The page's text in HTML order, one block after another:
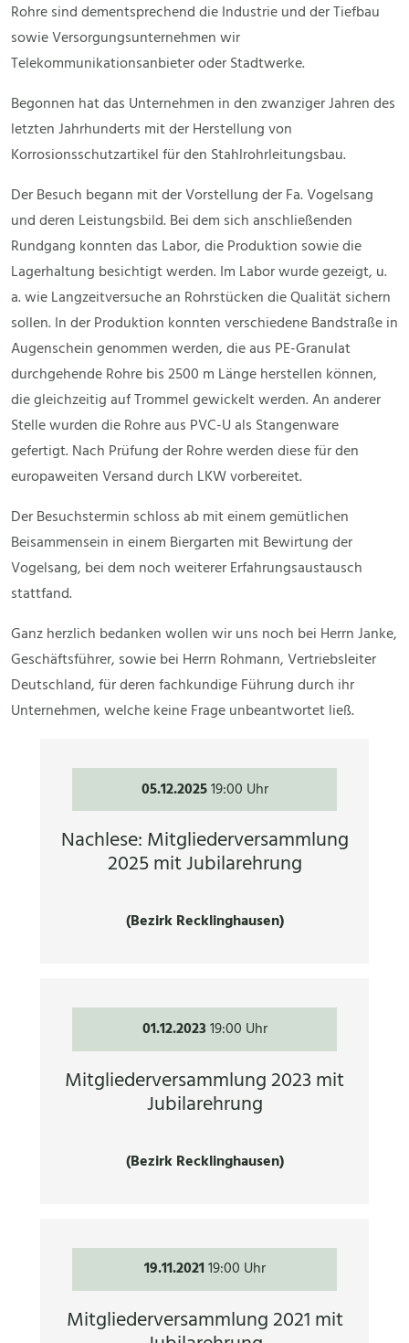
Rohre sind dementsprechend die Industrie und der Tiefbau
sowie Versorgungsunternehmen wir
Telekommunikationsanbieter oder Stadtwerke.
Begonnen hat das Unternehmen in den zwanziger Jahren des
letzten Jahrhunderts mit der Herstellung von
Korrosionsschutzartikel für den Stahlrohrleitungsbau.
Der Besuch begann mit der Vorstellung der Fa. Vogelsang
und deren Leistungsbild. Bei dem sich anschließenden
Rundgang konnten das Labor, die Produktion sowie die
Lagerhaltung besichtigt werden. Im Labor wurde gezeigt, u.
a. wie Langzeitversuche an Rohrstücken die Qualität sichern
sollen. In der Produktion konnten verschiedene Bandstraße in
Augenschein genommen werden, die aus PE-Granulat
durchgehende Rohre bis 2500 m Länge herstellen können,
die gleichzeitig auf Trommel gewickelt werden. An anderer
Stelle wurden die Rohre aus PVC-U als Stangenware
gefertigt. Nach Prüfung der Rohre werden diese für den
europaweiten Versand durch LKW vorbereitet.
Der Besuchstermin schloss ab mit einem gemütlichen
Beisammensein in einem Biergarten mit Bewirtung der
Vogelsang, bei dem noch weiterer Erfahrungsaustausch
stattfand.
Ganz herzlich bedanken wollen wir uns noch bei Herrn Janke,
Geschäftsführer, sowie bei Herrn Rohmann, Vertriebsleiter
Deutschland, für deren fachkundige Führung durch ihr
Unternehmen, welche keine Frage unbeantwortet ließ.
05.12.202519:00 Uhr
Nachlese: Mitgliederversammlung
2025 mit Jubilarehrung
(Bezirk Recklinghausen)
01.12.202319:00 Uhr
Mitgliederversammlung 2023 mit
Jubilarehrung
(Bezirk Recklinghausen)
19.11.202119:00 Uhr
Mitgliederversammlung 2021 mit